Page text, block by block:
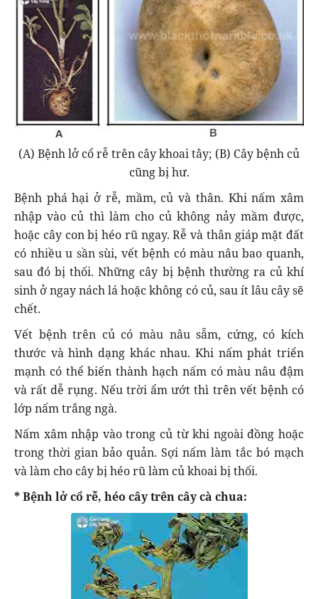
(A) Bệnh lở cổ rễ trên cây khoai tây; (B) Cây bệnh củ
cũng bị hư.
Bệnh phá hại ở rễ, mầm, củ và thân. Khi nấm xâm
nhập vào củ thì làm cho củ không nảy mầm được,
hoặc cây con bị héo rũ ngay. Rễ và thân giáp mặt đất
có nhiều u sần sùi, vết bệnh có màu nâu bao quanh,
sau đó bị thối. Những cây bị bệnh thường ra củ khí
sinh ở ngay nách lá hoặc không có củ, sau ít lâu cây sẽ
chết.
Vết bệnh trên củ có màu nâu sẫm, cứng, có kích
thước và hình dạng khác nhau. Khi nấm phát triển
mạnh có thể biến thành hạch nấm có màu nâu đậm
và rất dễ rụng. Nếu trời ẩm ướt thì trên vết bệnh có
lớp nấm trắng ngà.
Nấm xâm nhập vào trong củ từ khi ngoài đồng hoặc
trong thời gian bảo quản. Sợi nấm làm tắc bó mạch
và làm cho cây bị héo rũ làm củ khoai bị thối.
* Bệnh lở cổ rễ, héo cây trên cây cà chua: